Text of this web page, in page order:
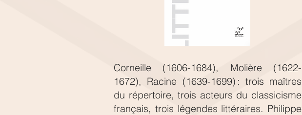
Corneille (1606-1684), Molière (1622-
1672), Racine (1639-1699) : trois maîtres
du répertoire, trois acteurs du classicisme
français, trois légendes littéraires. Philippe